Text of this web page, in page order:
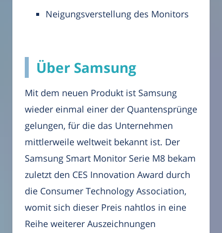
Neigungsverstellung des Monitors
Über Samsung
Mit dem neuen Produkt ist Samsung
wieder einmal einer der Quantensprünge
gelungen, für die das Unternehmen
mittlerweile weltweit bekannt ist. Der
Samsung Smart Monitor Serie M8 bekam
zuletzt den CES Innovation Award durch
die Consumer Technology Association,
womit sich dieser Preis nahtlos in eine
Reihe weiterer Auszeichnungen